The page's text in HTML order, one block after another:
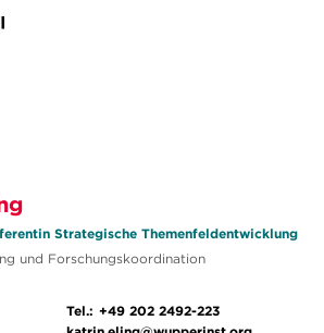
Strategische Themenfeldentwicklung
und Forschungskoordination
Tel.: +49 202 2492-223